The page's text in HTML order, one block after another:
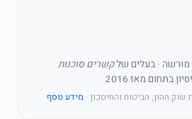
מורשה · בעלים שלקשרים סוכנות
בתחום מאז 2016
שוק ההון, הביטוח והחיסכון · מידע נוסף